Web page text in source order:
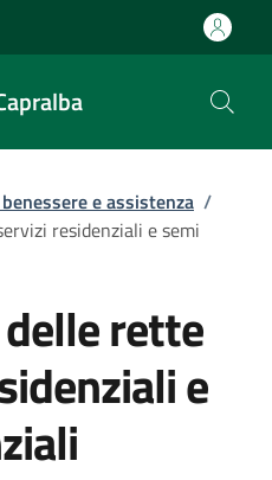
e assistenza /
residenziali e semi
rette
e